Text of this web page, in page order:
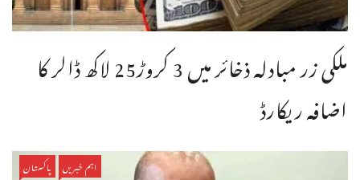
ملکی زر مبادلہ ذخائر میں 3 کروڑ25 لاکھ ڈالر کا
اضافہ ریکارڈ
اہم خبریں پاکستان